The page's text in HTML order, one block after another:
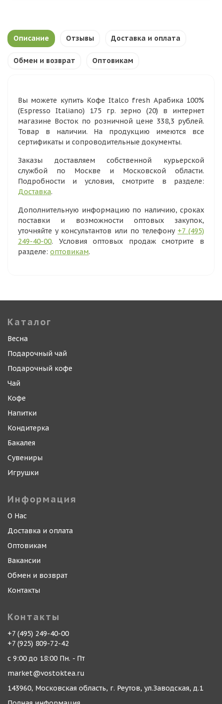
Описание Отзывы Доставка и оплата
Обмен и возврат Оптовикам
Вы можете купить Кофе Italco fresh Арабика 100%
(Espresso Italiano) 175 гр. зерно (20) в интернет
магазине Восток по розничной цене 338,3 рублей.
Товар в наличии. На продукцию имеются все
сертификаты и сопроводительные документы.
Заказы доставляем собственной курьерской
службой по Москве и Московской области.
Подробности и условия, смотрите в разделе:
Доставка.
Дополнительную информацию по наличию, сроках
поставки и возможности оптовых закупок,
уточняйте у консультантов или по телефону +7 (495)
249-40-00. Условия оптовых продаж смотрите в
разделе: оптовикам.
Каталог
Весна
Подарочный чай
Подарочный кофе
Чай
Кофе
Напитки
Кондитерка
Бакалея
Сувениры
Игрушки
Информация
О Нас
Доставка и оплата
Оптовикам
Вакансии
Обмен и возврат
Контакты
Контакты
+7 (495) 249-40-00
+7 (925) 809-72-42
с 9:00 до 18:00 Пн. - Пт
market@vostoktea.ru
143960, Московская область, г. Реутов, ул.Заводская, д.1